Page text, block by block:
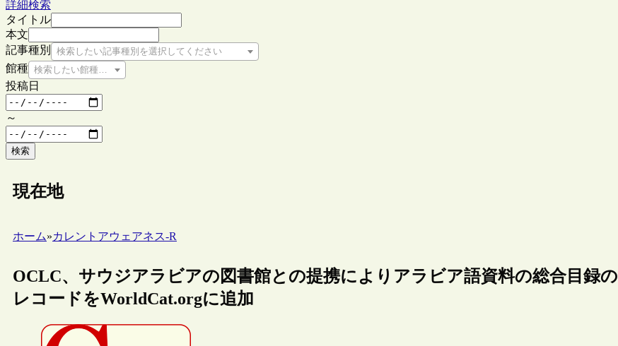
詳細検索
タイトル
本文
記事種別
検索したい記事種別を選択してください
館種 検索したい館種を選択してください
投稿日
～
検索
現在地
ホーム»カレントアウェアネス-R
OCLC、サウジアラビアの図書館との提携によりアラビア語資料の総合目録の
レコードをWorldCat.orgに追加